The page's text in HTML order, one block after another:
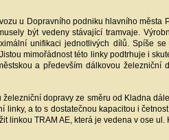
u Dopravního podniku hlavního
být vedeny stávající tramvaje.
unifikaci jednotlivých dílů. Spíše
mimořádnost této linky podtrhuje i
a především dálkovou
dopravy ze směru od Kladna
linky, a to s dostatečnou kapacitou i
linkou TRAM AE, která je vedena v ose